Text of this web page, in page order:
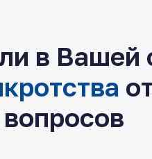
в Вашей